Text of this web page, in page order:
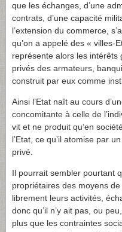
que les échanges, d’une
contrats, d’une capacité
l’extension du commerce,
qu’on a appelé des « villes-
représente alors les intérêts
privés des armateurs,
construit par eux comme
Ainsi l’Etat naît au cours
concomitante à celle de
vit et ne produit qu’en
l’Etat, ce qu’il atomise par
privé.
Il pourrait sembler pourtant
propriétaires des moyens
librement leurs activités,
donc qu’il n’y ait pas, ou
plus que les contraintes